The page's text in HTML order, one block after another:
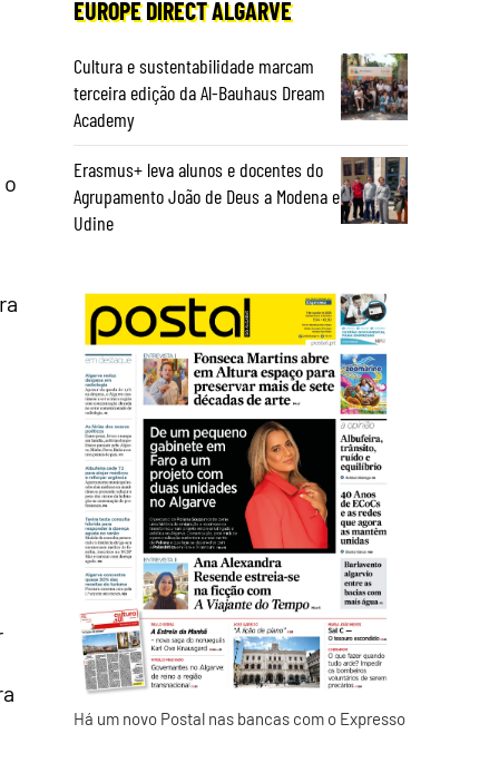
EUROPE DIRECT ALGARVE
Cultura e sustentabilidade marcam
terceira edição da Al-Bauhaus Dream
Academy
Erasmus+ leva alunos e docentes do
Agrupamento João de Deus a Modena e
Udine
Há um novo Postal nas bancas com o Expresso